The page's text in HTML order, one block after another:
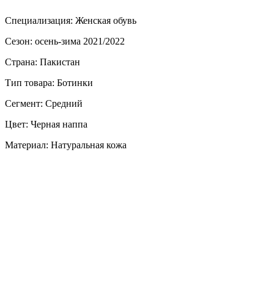
Специализация: Женская обувь
Сезон: осень-зима 2021/2022
Страна: Пакистан
Тип товара: Ботинки
Сегмент: Средний
Цвет: Черная наппа
Материал: Натуральная кожа